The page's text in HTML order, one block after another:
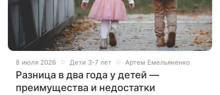
8 июля 2026 Дети 3-7 лет Артем Емельяненко
Разница в два года у детей —
преимущества и недостатки